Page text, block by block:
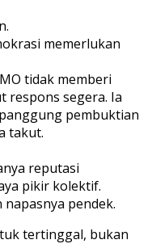
memerlukan
tidak memberi
respons segera. Ia
pembuktian
takut.
reputasi
pikir kolektif.
pendek.
tertinggal, bukan